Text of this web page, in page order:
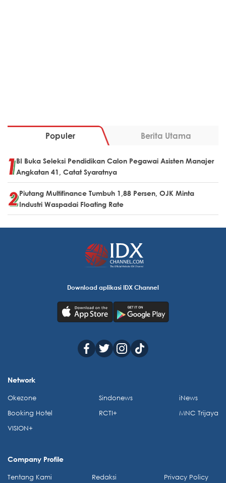
Populer Berita Utama
BI Buka Seleksi Pendidikan Calon Pegawai Asisten Manajer
Angkatan 41, Catat Syaratnya
Piutang Multifinance Tumbuh 1,88 Persen, OJK Minta
Industri Waspadai Floating Rate
Download aplikasi IDX Channel
Network
Okezone
Booking Hotel
VISION+
Sindonews
RCTI+
iNews
MNC Trijaya
Company Profile
Tentang Kami Redaksi Privacy Policy